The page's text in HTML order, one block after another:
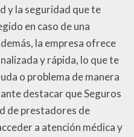
y la seguridad que te
en caso de una
la empresa ofrece
y rápida, lo que te
o problema de manera
destacar que Seguros
de prestadores de
a atención médica y